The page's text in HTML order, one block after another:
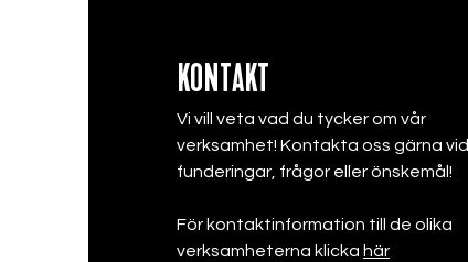
KONTAKT
Vi vill veta vad du tycker om vår
verksamhet! Kontakta oss gärna vid
funderingar, frågor eller önskemål!
För kontaktinformation till de olika
verksamheterna klicka här